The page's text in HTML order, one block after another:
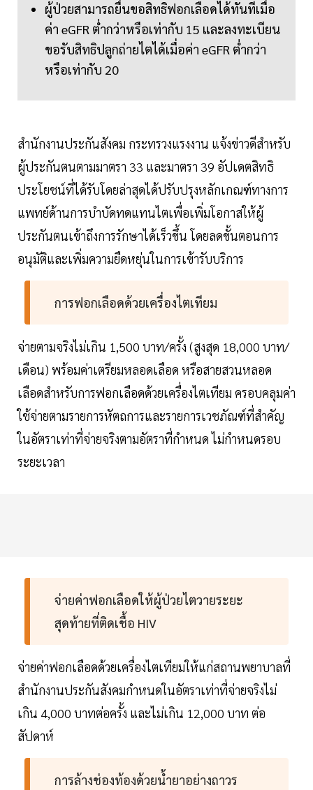
ผู้ป่วยสามารถยื่นขอสิทธิฟอกเลือดได้ทันทีเมื่อ
ค่า eGFR ต่ำกว่าหรือเท่ากับ 15 และลงทะเบียน
ขอรับสิทธิปลูกถ่ายไตได้เมื่อค่า eGFR ต่ำกว่า
หรือเท่ากับ 20
สำนักงานประกันสังคม กระทรวงแรงงาน แจ้งข่าวดีสำหรับ
ผู้ประกันตนตามมาตรา 33 และมาตรา 39 อัปเดตสิทธิ
ประโยชน์ที่ได้รับโดยล่าสุดได้ปรับปรุงหลักเกณฑ์ทางการ
แพทย์ด้านการบำบัดทดแทนไตเพื่อเพิ่มโอกาสให้ผู้
ประกันตนเข้าถึงการรักษาได้เร็วขึ้น โดยลดขั้นตอนการ
อนุมัติและเพิ่มความยืดหยุ่นในการเข้ารับบริการ
การฟอกเลือดด้วยเครื่องไตเทียม
จ่ายตามจริงไม่เกิน 1,500 บาท/ครั้ง (สูงสุด 18,000 บาท/
เดือน) พร้อมค่าเตรียมหลอดเลือด หรือสายสวนหลอด
เลือดสำหรับการฟอกเลือดด้วยเครื่องไตเทียม ครอบคลุมค่า
ใช้จ่ายตามรายการหัตถการและรายการเวชภัณฑ์ที่สำคัญ
ในอัตราเท่าที่จ่ายจริงตามอัตราที่กำหนด ไม่กำหนดรอบ
ระยะเวลา
จ่ายค่าฟอกเลือดให้ผู้ป่วยไตวายระยะ
สุดท้ายที่ติดเชื้อ HIV
จ่ายค่าฟอกเลือดด้วยเครื่องไตเทียมให้แก่สถานพยาบาลที่
สำนักงานประกันสังคมกำหนดในอัตราเท่าที่จ่ายจริงไม่
เกิน 4,000 บาทต่อครั้ง และไม่เกิน 12,000 บาท ต่อ
สัปดาห์
การล้างช่องท้องด้วยน้ำยาอย่างถาวร